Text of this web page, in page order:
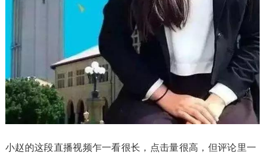
小赵的这段直播视频乍一看很长，点击量很高，但评论里一